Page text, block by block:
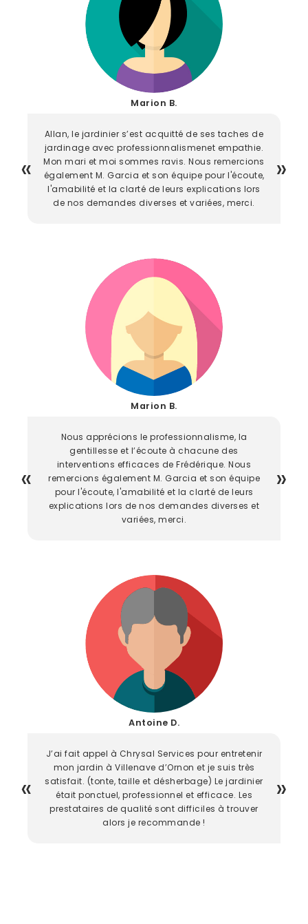
Marion B.
Allan, le jardinier s’est acquitté de ses taches de
jardinage avec professionnalismenet empathie.
Mon mari et moi sommes ravis. Nous remercions
également M. Garcia et son équipe pour l'écoute,
l'amabilité et la clarté de leurs explications lors
de nos demandes diverses et variées, merci.
Marion B.
Nous apprécions le professionnalisme, la
gentillesse et l’écoute à chacune des
interventions efficaces de Frédérique. Nous
remercions également M. Garcia et son équipe
pour l'écoute, l'amabilité et la clarté de leurs
explications lors de nos demandes diverses et
variées, merci.
Antoine D.
J’ai fait appel à Chrysal Services pour entretenir
mon jardin à Villenave d’Ornon et je suis très
satisfait. (tonte, taille et désherbage) Le jardinier
était ponctuel, professionnel et efficace. Les
prestataires de qualité sont difficiles à trouver
alors je recommande !